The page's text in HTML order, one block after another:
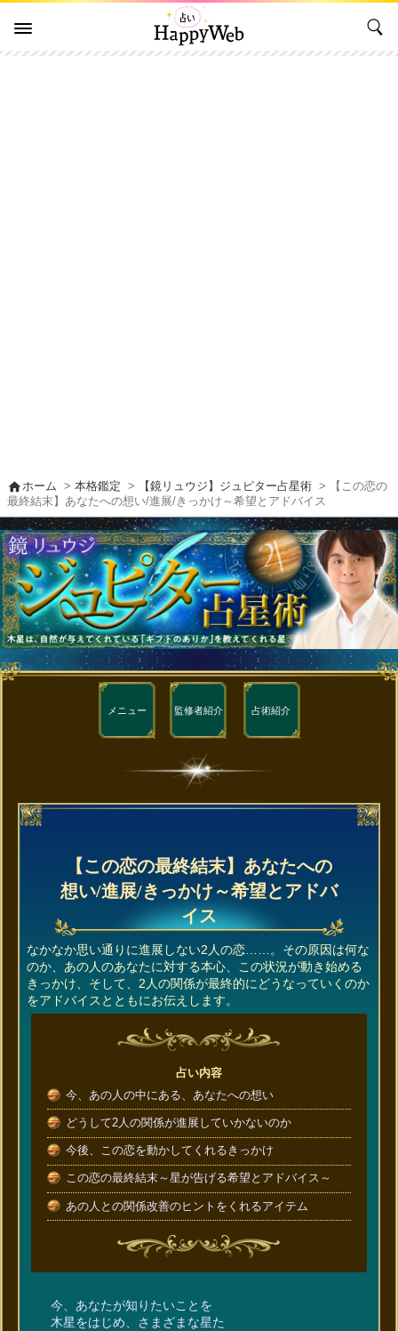
homeホーム >本格鑑定 > 【鏡リュウジ】ジュピター占星術 > 【この恋の
最終結末】あなたへの想い/進展/きっかけ～希望とアドバイス
メニュー 監修者紹介 占術紹介
【この恋の最終結末】あなたへの
想い/進展/きっかけ～希望とアドバ
イス
なかなか思い通りに進展しない2人の恋……。その原因は何な
のか、あの人のあなたに対する本心、この状況が動き始める
きっかけ、そして、2人の関係が最終的にどうなっていくのか
をアドバイスとともにお伝えします。
占い内容
今、あの人の中にある、あなたへの想い
どうして2人の関係が進展していかないのか
今後、この恋を動かしてくれるきっかけ
この恋の最終結末～星が告げる希望とアドバイス～
あの人との関係改善のヒントをくれるアイテム
今、あなたが知りたいことを
木星をはじめ、さまざまな星た